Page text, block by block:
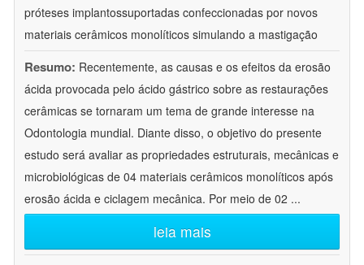
próteses implantossuportadas confeccionadas por novos
materiais cerâmicos monolíticos simulando a mastigação
Resumo: Recentemente, as causas e os efeitos da erosão
ácida provocada pelo ácido gástrico sobre as restaurações
cerâmicas se tornaram um tema de grande interesse na
Odontologia mundial. Diante disso, o objetivo do presente
estudo será avaliar as propriedades estruturais, mecânicas e
microbiológicas de 04 materiais cerâmicos monolíticos após
erosão ácida e ciclagem mecânica. Por meio de 02 ...
leia mais